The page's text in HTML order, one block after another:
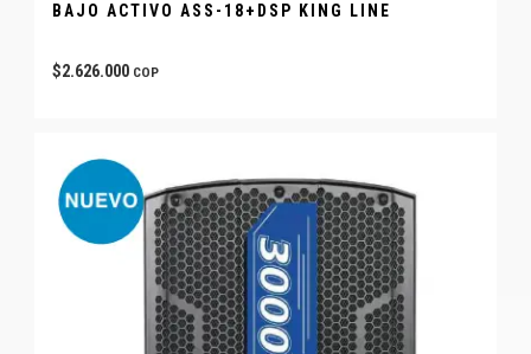
BAJO ACTIVO ASS-18+DSP KING LINE
$2.626.000 COP